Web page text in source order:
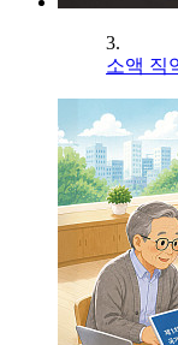
3.
소액 직